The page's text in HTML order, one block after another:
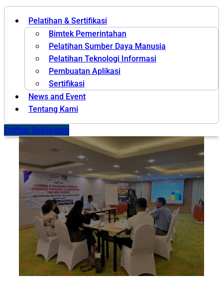
Pelatihan & Sertifikasi
Bimtek Pemerintahan
Pelatihan Sumber Daya Manusia
Pelatihan Teknologi Informasi
Pembuatan Aplikasi
Sertifikasi
News and Event
Tentang Kami
Daftar Sekarang